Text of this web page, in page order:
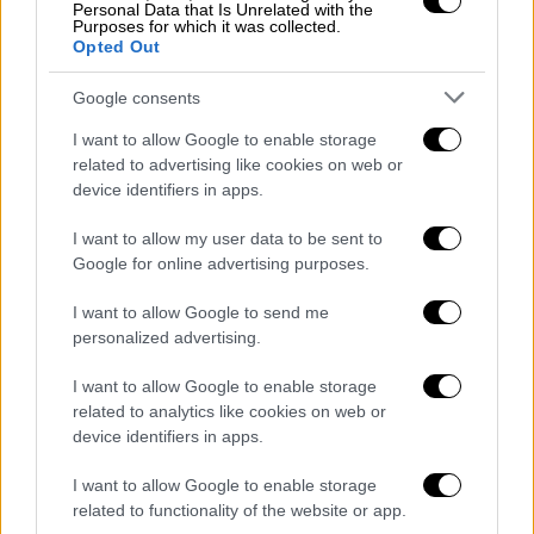
Personal Data that Is Unrelated with the
Purposes for which it was collected.
Opted Out
Google consents
I want to allow Google to enable storage
related to advertising like cookies on web or
device identifiers in apps.
I want to allow my user data to be sent to
Google for online advertising purposes.
I want to allow Google to send me
personalized advertising.
I want to allow Google to enable storage
related to analytics like cookies on web or
device identifiers in apps.
I want to allow Google to enable storage
related to functionality of the website or app.
Μετά από όλες αυτές τις εξελίξεις το κλίμα
στο εσωτερικό της
Ομάδαςτου κυβερνώντος κόμματος δεν
αντιπολίτευση - μετά από όσα έγιναν στη
θυελλώδη συνεδρίαση της Βουλής για τον
να κατηγορεί την κυβέρνηση πως φοβήθηκε
τους βουλευτές της.
Δεδομένο είναι πως το επόμενο διάστημα
επιχειρήσουν μια… φυγή προς τα εμπρός και
θέλουν να ανοίξουν τη βεντάλια των
. Στόχος είναι να δείξουν πως δεν
υπάρχει μεταρρυθμιστική κόπωση, με το
βάρος να πέφτει σε δύσκολους τομείς, όπως